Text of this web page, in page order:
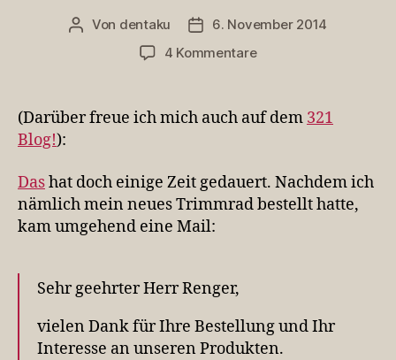
Beitragsautor
Von dentaku Veröffentlichungsdatum
6. November 2014
4 Kommentarezu
ist
(Darüber freue ich mich auch auf dem 321
Blog!):
Dashat doch einige Zeit gedauert. Nachdem ich
nämlich mein neues Trimmrad bestellt hatte,
kam umgehend eine Mail:
Sehr geehrter Herr Renger,
vielen Dank für Ihre Bestellung und Ihr
Interesse an unseren Produkten.